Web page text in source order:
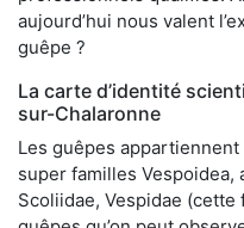
aujourd’hui nous valent
guêpe ?
La carte d’identité
sur-Chalaronne
Les guêpes
super familles Vespoidea,
Scoliidae, Vespidae